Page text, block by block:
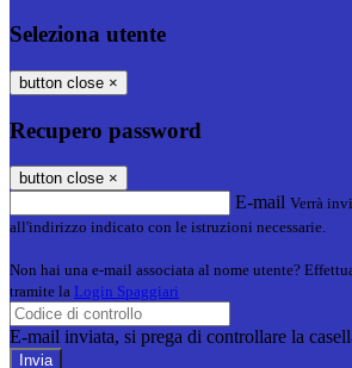
Seleziona utente
button close ×
Recupero password
button close ×
E-mail Verrà
all'indirizzo indicato con le istruzioni necessarie.
Non hai una e-mail associata al nome utente?
tramite la Login Spaggiari
E-mail inviata, si prega di controllare la